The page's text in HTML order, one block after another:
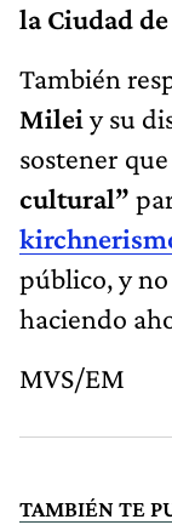
la Ciudad
También
Milei y su
sostener
cultural”
público, y
haciendo
MVS/EM
TAMBIÉN TE